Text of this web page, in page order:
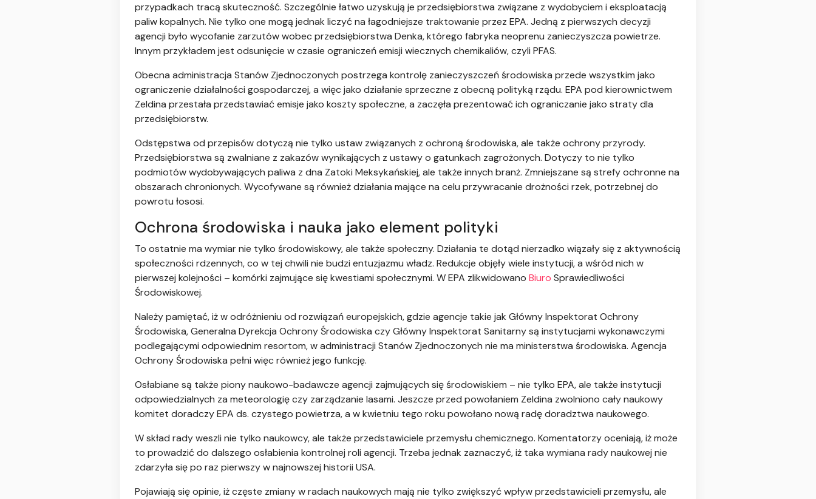
przypadkach tracą skuteczność. Szczególnie łatwo uzyskują je przedsiębiorstwa związane z wydobyciem i eksploatacją
paliw kopalnych. Nie tylko one mogą jednak liczyć na łagodniejsze traktowanie przez EPA. Jedną z pierwszych decyzji
agencji było wycofanie zarzutów wobec przedsiębiorstwa Denka, którego fabryka neoprenu zanieczyszcza powietrze.
Innym przykładem jest odsunięcie w czasie ograniczeń emisji wiecznych chemikaliów, czyli PFAS.
Obecna administracja Stanów Zjednoczonych postrzega kontrolę zanieczyszczeń środowiska przede wszystkim jako
ograniczenie działalności gospodarczej, a więc jako działanie sprzeczne z obecną polityką rządu. EPA pod kierownictwem
Zeldina przestała przedstawiać emisje jako koszty społeczne, a zaczęła prezentować ich ograniczanie jako straty dla
przedsiębiorstw.
Odstępstwa od przepisów dotyczą nie tylko ustaw związanych z ochroną środowiska, ale także ochrony przyrody.
Przedsiębiorstwa są zwalniane z zakazów wynikających z ustawy o gatunkach zagrożonych. Dotyczy to nie tylko
podmiotów wydobywających paliwa z dna Zatoki Meksykańskiej, ale także innych branż. Zmniejszane są strefy ochronne na
obszarach chronionych. Wycofywane są również działania mające na celu przywracanie drożności rzek, potrzebnej do
powrotu łososi.
Ochrona środowiska i nauka jako element polityki
To ostatnie ma wymiar nie tylko środowiskowy, ale także społeczny. Działania te dotąd nierzadko wiązały się z aktywnością
społeczności rdzennych, co w tej chwili nie budzi entuzjazmu władz. Redukcje objęły wiele instytucji, a wśród nich w
pierwszej kolejności – komórki zajmujące się kwestiami społecznymi. W EPA zlikwidowano Biuro Sprawiedliwości
Środowiskowej.
Należy pamiętać, iż w odróżnieniu od rozwiązań europejskich, gdzie agencje takie jak Główny Inspektorat Ochrony
Środowiska, Generalna Dyrekcja Ochrony Środowiska czy Główny Inspektorat Sanitarny są instytucjami wykonawczymi
podlegającymi odpowiednim resortom, w administracji Stanów Zjednoczonych nie ma ministerstwa środowiska. Agencja
Ochrony Środowiska pełni więc również jego funkcję.
Osłabiane są także piony naukowo-badawcze agencji zajmujących się środowiskiem – nie tylko EPA, ale także instytucji
odpowiedzialnych za meteorologię czy zarządzanie lasami. Jeszcze przed powołaniem Zeldina zwolniono cały naukowy
komitet doradczy EPA ds. czystego powietrza, a w kwietniu tego roku powołano nową radę doradztwa naukowego.
W skład rady weszli nie tylko naukowcy, ale także przedstawiciele przemysłu chemicznego. Komentatorzy oceniają, iż może
to prowadzić do dalszego osłabienia kontrolnej roli agencji. Trzeba jednak zaznaczyć, iż taka wymiana rady naukowej nie
zdarzyła się po raz pierwszy w najnowszej historii USA.
Pojawiają się opinie, iż częste zmiany w radach naukowych mają nie tylko zwiększyć wpływ przedstawicieli przemysłu, ale